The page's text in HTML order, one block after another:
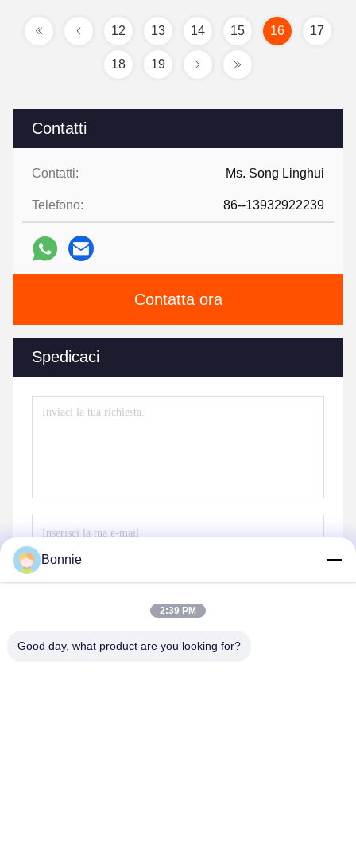
Contatti
Contatti: Ms. Song Linghui
Telefono: 86--13932922239
Contatta ora
Spedicaci
12 13 14 15 16 17
18 19
Bonnie
2:39 PM
Good day, what product are you looking for?